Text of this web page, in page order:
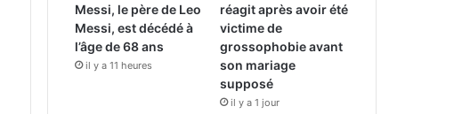
Messi, le père de Leo
Messi, est décédé à
l’âge de 68 ans
il y a 11 heures
réagit après avoir été
victime de
grossophobie avant
son mariage
supposé
il y a 1 jour